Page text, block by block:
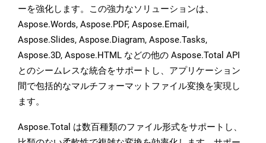
ーを強化します。この強力なソリューションは、
Aspose.Words, Aspose.PDF, Aspose.Email,
Aspose.Slides, Aspose.Diagram, Aspose.Tasks,
Aspose.3D, Aspose.HTML などの他の Aspose.Total API
とのシームレスな統合をサポートし、アプリケーション
間で包括的なマルチフォーマットファイル変換を実現し
ます。
Aspose.Total は数百種類のファイル形式をサポートし、